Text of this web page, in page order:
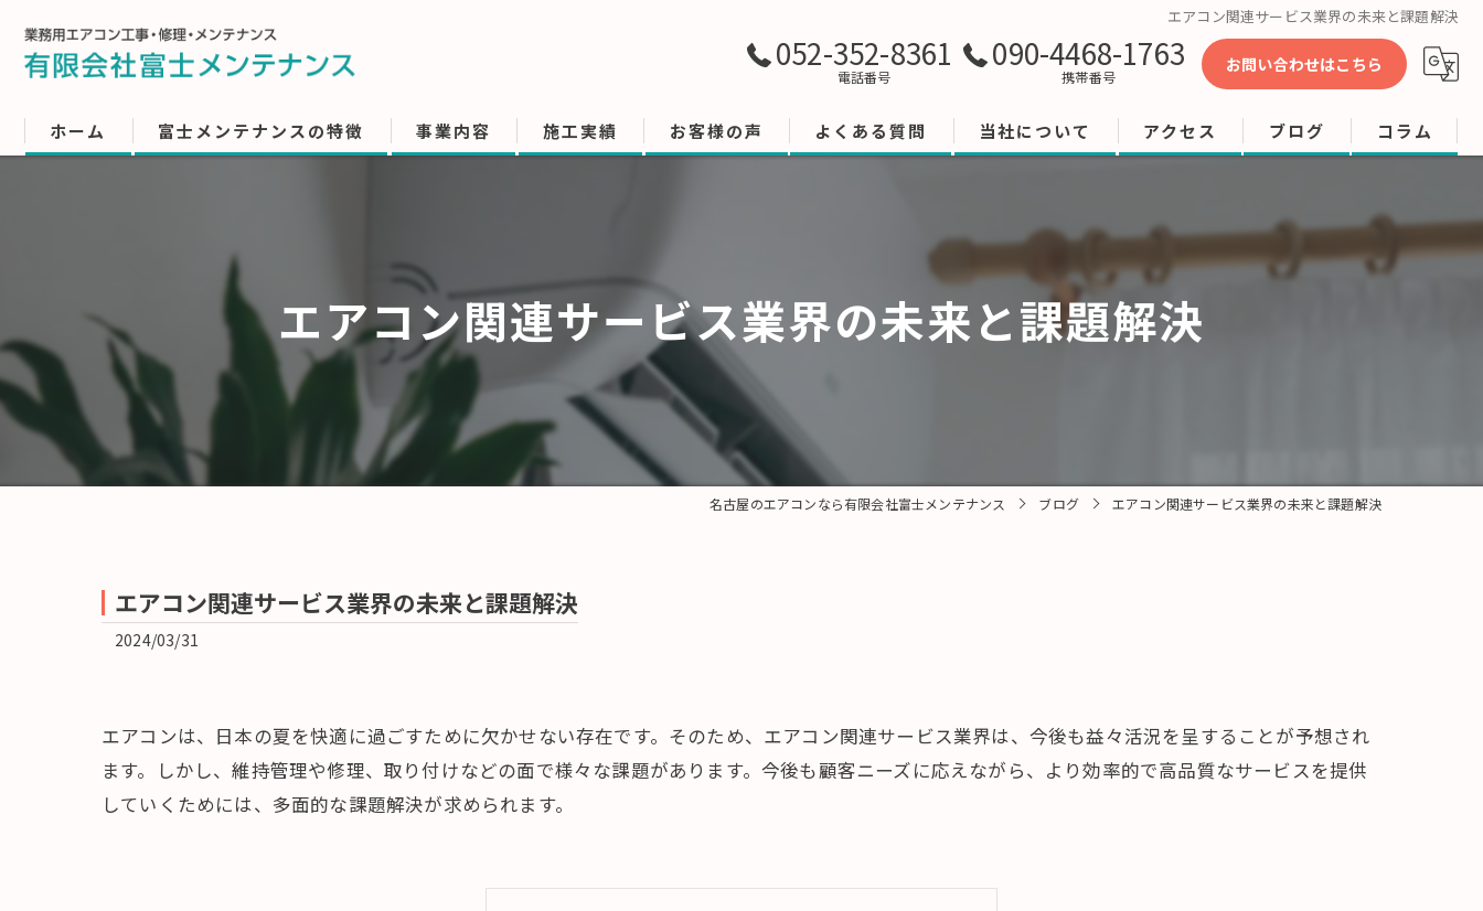
エアコン関連サービス業界の未来と課題解決
052-352-8361
電話番号
090-4468-1763
携帯番号
お問い合わせはこちら
ホーム 富士メンテナンスの特徴 事業内容 施工実績 お客様の声 よくある質問 当社について
店舗
アクセス ブログ コラム
エアコン関連サービス業界の未来と課題解決
名古屋のエアコンなら有限会社富士メンテナンス ブログ エアコン関連サービス業界の未来と課題解決
エアコン関連サービス業界の未来と課題解決
2024/03/31
エアコンは、日本の夏を快適に過ごすために欠かせない存在です。そのため、エアコン関連サービス業界は、今後も益々活況を呈することが予想され
ます。しかし、維持管理や修理、取り付けなどの面で様々な課題があります。今後も顧客ニーズに応えながら、より効率的で高品質なサービスを提供
していくためには、多面的な課題解決が求められます。